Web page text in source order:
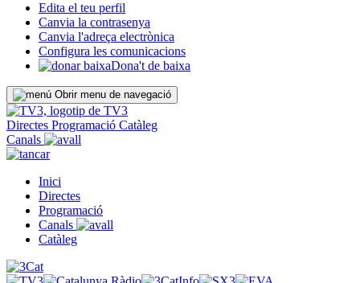
Edita el teu perfil
Canvia la contrasenya
Canvia l'adreça electrònica
Configura les comunicacions
Dona't de baixa
Obrir menu de navegació
Directes Programació Catàleg
Canals
Inici
Directes
Programació
Canals
Catàleg